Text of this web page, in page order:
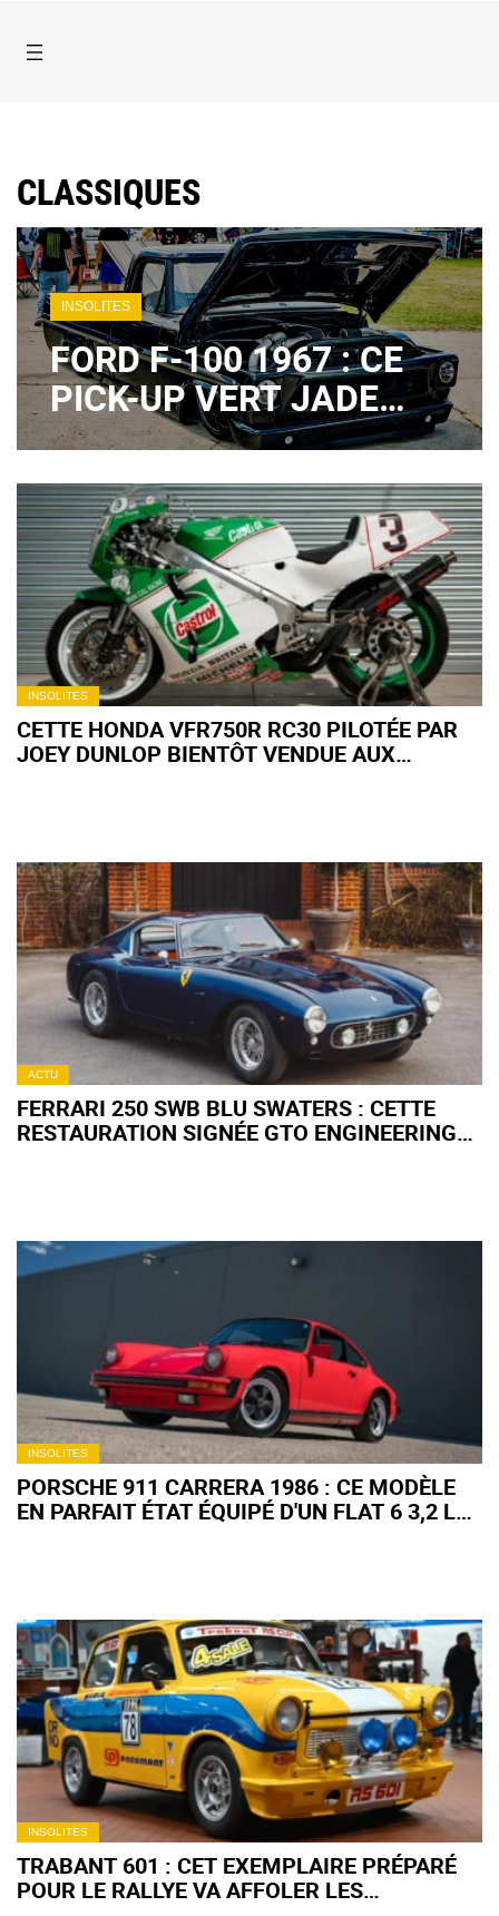
CLASSIQUES
INSOLITES
FORD F-100 1967 : CE
PICK-UP VERT JADE
POSÉ AU SOL CACHE
UN BOSS 302 BITURBO
INSOLITES
CETTE HONDA VFR750R RC30 PILOTÉE PAR
JOEY DUNLOP BIENTÔT VENDUE AUX
ACTU
FERRARI 250 SWB BLU SWATERS : CETTE
RESTAURATION SIGNÉE GTO ENGINEERING
INSOLITES
PORSCHE 911 CARRERA 1986 : CE MODÈLE
EN PARFAIT ÉTAT ÉQUIPÉ D'UN FLAT 6 3,2 L
INSOLITES
TRABANT 601 : CET EXEMPLAIRE PRÉPARÉ
POUR LE RALLYE VA AFFOLER LES